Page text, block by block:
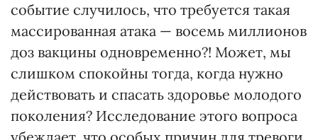
событие случилось, что требуется такая
массированная атака — восемь миллионов
доз вакцины одновременно?! Может, мы
слишком спокойны тогда, когда нужно
действовать и спасать здоровье молодого
поколения? Исследование этого вопроса